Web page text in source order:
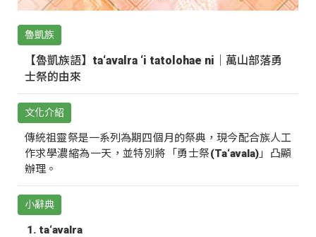
魯凱族
【魯凱族語】ta‘avalra ‘i tatolohae ni｜萬山部落勇
士祭的由來
文化介紹
傳統祖靈祭是一系列為期四個月的祭典，現今配合族人工
作求學濃縮為一天，並特別將「勇士祭(Ta‘avala)」凸顯
辦理。
小辭典
ta‘avalra